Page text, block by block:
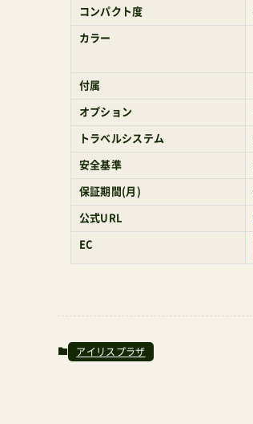
コンパクト度
カラー
付属
オプション
トラベルシステム
安全基準
保証期間(月)
公式URL
EC
アイリスプラザ